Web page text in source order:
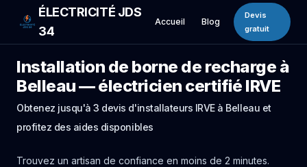
ÉLECTRICITÉ JDS
34
Accueil Blog
Devis
gratuit
Installation de borne de recharge à
Belleau — électricien certifié IRVE
Obtenez jusqu'à 3 devis d'installateurs IRVE à Belleau et
profitez des aides disponibles
Trouvez un artisan de confiance en moins de 2 minutes.